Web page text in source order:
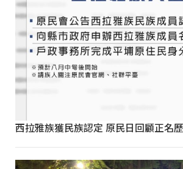
西拉雅族獲民族認定 原民日回顧正名